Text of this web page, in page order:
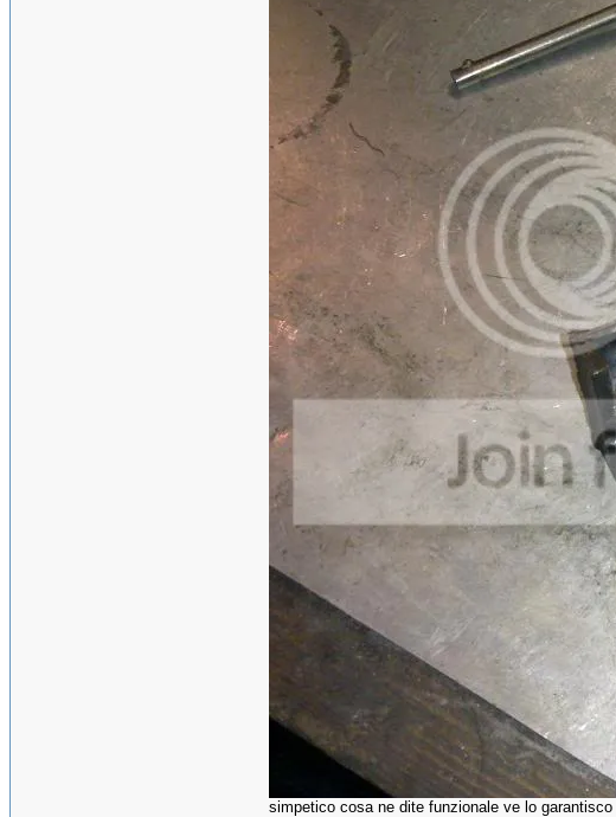
simpetico cosa ne dite funzionale ve lo garantisco